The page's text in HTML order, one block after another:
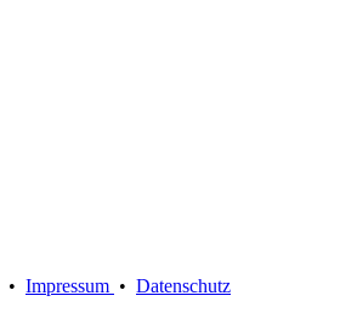
• Impressum • Datenschutz